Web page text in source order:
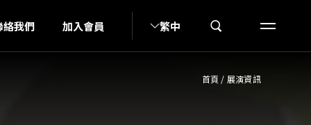
絡我們 加入會員 繁中
首頁 / 展演資訊